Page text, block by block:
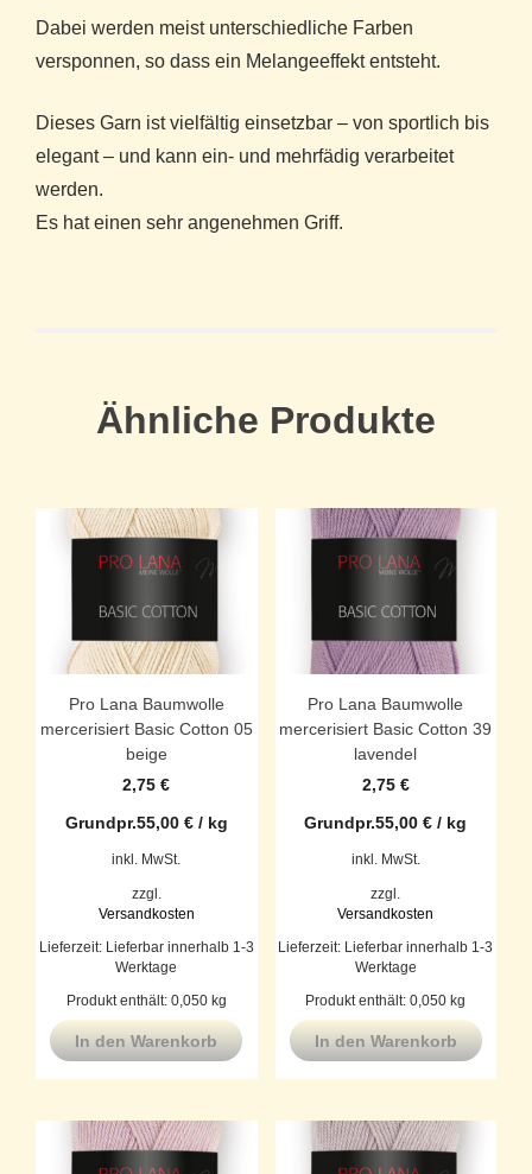
Dabei werden meist unterschiedliche Farben
versponnen, so dass ein Melangeeffekt entsteht.
Dieses Garn ist vielfältig einsetzbar – von sportlich bis
elegant – und kann ein- und mehrfädig verarbeitet
werden.
Es hat einen sehr angenehmen Griff.
Ähnliche Produkte
Pro Lana Baumwolle
mercerisiert Basic Cotton 05
beige
2,75€
Grundpr.55,00 €/ kg
inkl. MwSt.
zzgl.
Versandkosten
Lieferzeit: Lieferbar innerhalb 1-3
Werktage
Produkt enthält: 0,050 kg
In den Warenkorb
Pro Lana Baumwolle
mercerisiert Basic Cotton 39
lavendel
2,75 €
Grundpr.55,00€ / kg
inkl. MwSt.
zzgl.
Versandkosten
Lieferzeit: Lieferbar innerhalb 1-3
Werktage
Produkt enthält: 0,050kg
In den Warenkorb